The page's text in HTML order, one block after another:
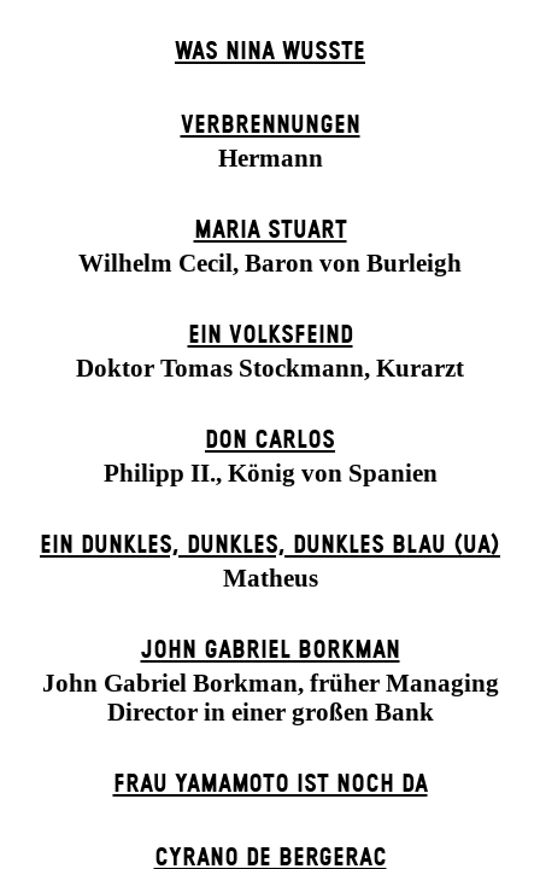
WAS NINA WUSSTE
VERBRENNUNGEN
Hermann
MARIA STUART
Wilhelm Cecil, Baron von Burleigh
EIN VOLKS­FEIND
Doktor Tomas Stockmann, Kurarzt
DON CARLOS
Philipp II., König von Spanien
EIN DUNK­LES, DUNK­LES, DUNK­LES BLAU (UA)
Matheus
JOHN GABRIEL BORKMAN
John Gabriel Borkman, früher Managing
Director in einer großen Bank
FRAU YAMAMOTO IST NOCH DA
CYRANO DE BERGERAC